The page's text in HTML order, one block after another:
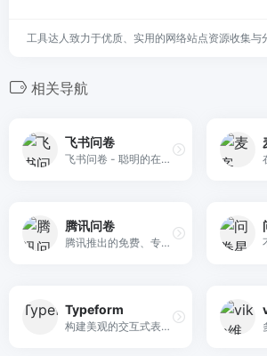
工具达人致力于优质、实用的网络站点资源收集与
相关导航
飞书问卷
飞书问卷 - 聪明的在线表单和调查问卷，轻松集成自动化业务流程，助力更好的决策。帮你轻松完成问卷调查、签到考勤、登记领用、报名投票，助力企业增效降本
腾讯问卷
腾讯推出的免费、专业的问卷调查系统。
Typeform
构建美观的交互式表单 - 获得更多回复。无需编码。用于测验、研究、反馈、潜在客户开发等的模板。免费注册。